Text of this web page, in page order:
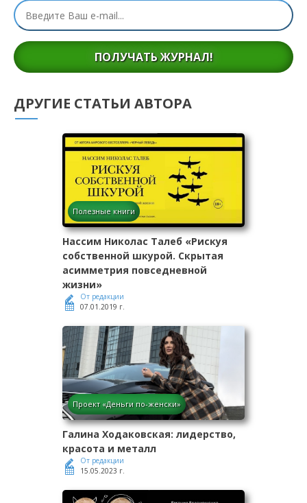
ПОЛУЧАТЬ ЖУРНАЛ!
ДРУГИЕ СТАТЬИ АВТОРА
Полезные книги
Нассим Николас Талеб «Рискуя
собственной шкурой. Скрытая
асимметрия повседневной
жизни»
От редакции
07.01.2019 г.
Проект «Деньги по-женски»
Галина Ходаковская: лидерство,
красота и металл
От редакции
15.05.2023 г.